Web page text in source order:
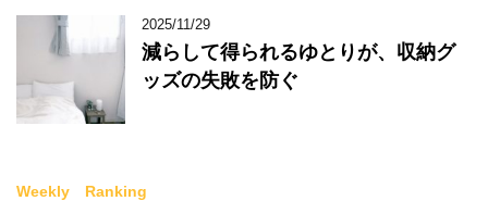
2025/11/29
減らして得られるゆとりが、収納グ
ッズの失敗を防ぐ
Weekly Ranking